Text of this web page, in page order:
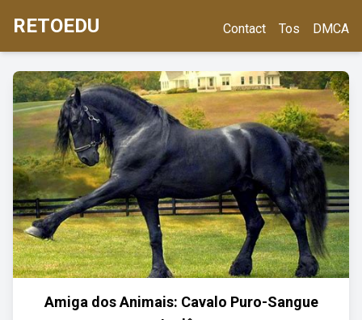
RETOEDU Contact Tos DMCA
Amiga dos Animais: Cavalo Puro-Sangue